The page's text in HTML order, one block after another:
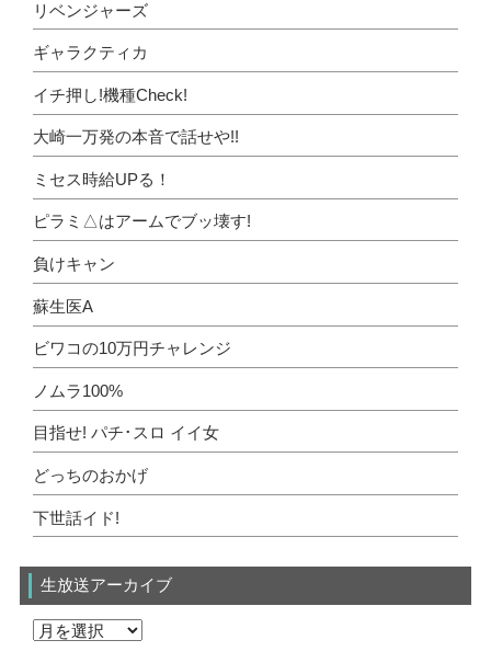
リベンジャーズ
ギャラクティカ
イチ押し!機種Check!
大崎一万発の本音で話せや!!
ミセス時給UPる！
ピラミ△はアームでブッ壊す!
負けキャン
蘇生医A
ビワコの10万円チャレンジ
ノムラ100%
目指せ! パチ･スロ イイ女
どっちのおかげ
下世話イド!
生放送アーカイブ